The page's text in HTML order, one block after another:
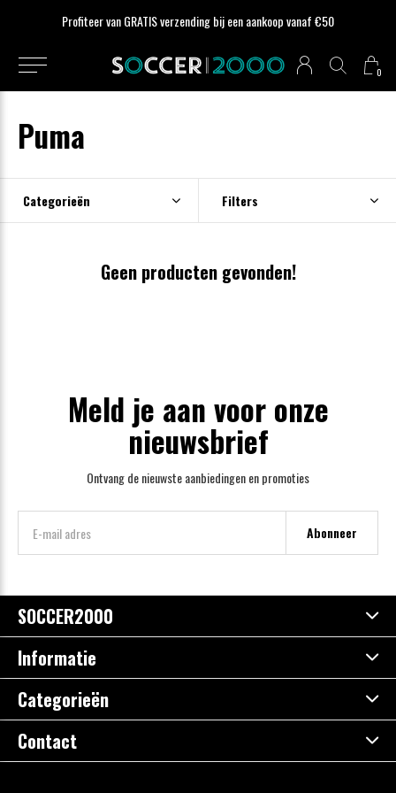
0
Profiteer van GRATIS verzending bij een aankoop vanaf €50
Puma
Categorieën Filters
Geen producten gevonden!
Meld je aan voor onze
nieuwsbrief
Ontvang de nieuwste aanbiedingen en promoties
Abonneer
SOCCER2000
Informatie
Categorieën
Contact